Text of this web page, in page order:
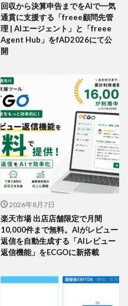
回収から決算申告までをAIで一気
通貫に支援する「freee顧問先管
理 | AIエージェント」と「freee
Agent Hub」をfAD2026にて公
開
2026年8月7日
楽天市場 出店店舗限定で月間
10,000件まで無料。AIがレビュー
返信を自動生成する「AIレビュー
返信機能」をECGOに新搭載